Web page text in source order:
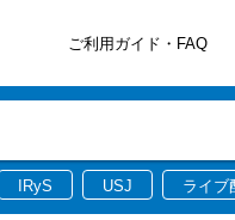
ご利用ガイド・FAQ
IRyS USJ ライブ